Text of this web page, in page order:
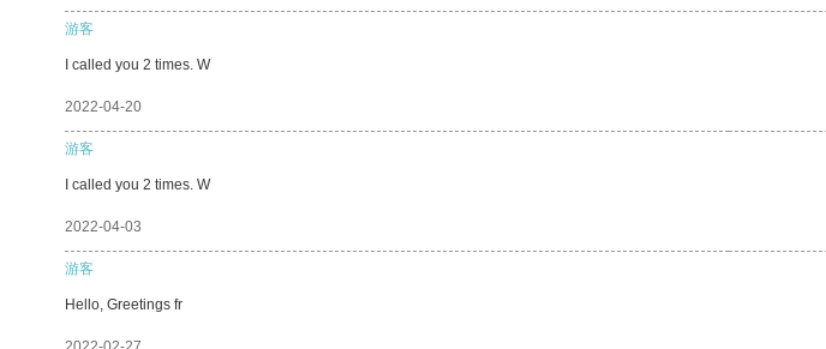
游客
I called you 2 times. W
2022-04-20
游客
I called you 2 times. W
2022-04-03
游客
Hello, Greetings fr